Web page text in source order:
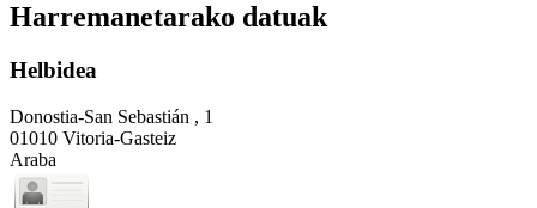
Harremanetarako datuak
Helbidea
Donostia-San Sebastián , 1
01010 Vitoria-Gasteiz
Araba